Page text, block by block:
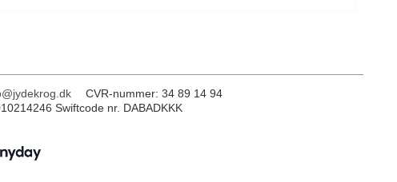
CVR-nummer: 34 89 14 94
Swiftcode nr. DABADKKK